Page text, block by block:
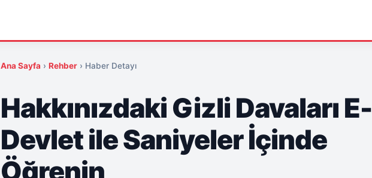
Ana Sayfa ›Rehber › Haber Detayı
Hakkınızdaki Gizli Davaları E-
Devlet ile Saniyeler İçinde
Öğrenin